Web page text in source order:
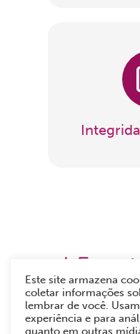
Este site armazena
coletar informações
lembrar de você.
experiência e para
quanto em outras